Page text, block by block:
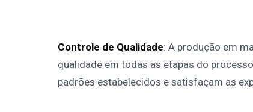
Controle de Qualidade: A produção em
qualidade em todas as etapas do
padrões estabelecidos e satisfaçam as